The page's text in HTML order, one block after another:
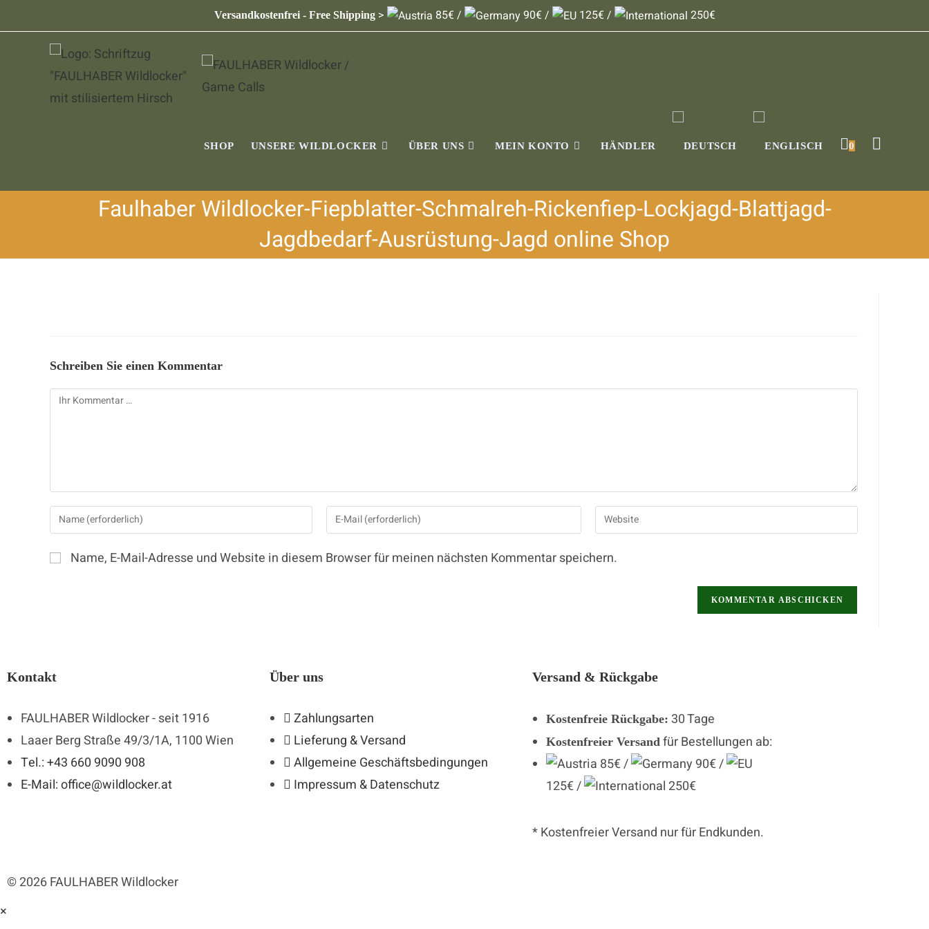
Versandkostenfrei - Free Shipping> 85€ / 90€ / 125€ / 250€
SHOP UNSERE WILDLOCKER ÜBER UNS MEIN KONTO HÄNDLER 0
Faulhaber Wildlocker-Fiepblatter-Schmalreh-Rickenfiep-Lockjagd-Blattjagd-
Jagdbedarf-Ausrüstung-Jagd online Shop
Schreiben Sie einen Kommentar
Name, E-Mail-Adresse und Website in diesem Browser für meinen nächsten Kommentar speichern.
Kontakt
FAULHABER Wildlocker - seit 1916
Laaer Berg Straße 49/3/1A, 1100 Wien
Tel.: +43 660 9090 908
E-Mail: office@wildlocker.at
Über uns
Zahlungsarten
Lieferung & Versand
Allgemeine Geschäftsbedingungen
Impressum & Datenschutz
Versand & Rückgabe
Kostenfreie Rückgabe: 30 Tage
Kostenfreier Versandfür Bestellungen ab:
85€ /
90€ /
125€ /
250€
* Kostenfreier Versand nur für Endkunden.
©2026FAULHABER Wildlocker
×